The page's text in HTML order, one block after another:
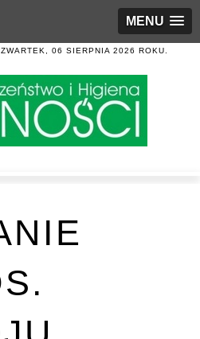
MENU
06 SIERPNIA 2026 ROKU.